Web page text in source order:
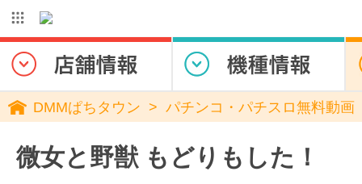
DMMぱちタウン パチンコ・パチスロ無料動画
微女と野獣 もどりもした！